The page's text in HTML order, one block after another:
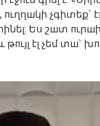
չգիտեք`
Ես շшտ
թпւյլ էլ չեմ տш`